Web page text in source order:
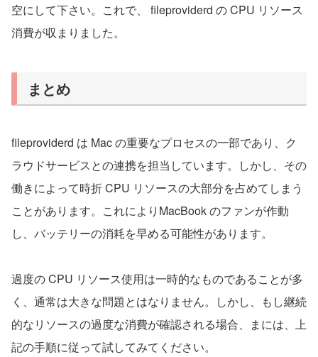
空にして下さい。これで、 fileproviderd の CPU リソース
消費が収まりました。
まとめ
fileproviderd は Mac の重要なプロセスの一部であり、ク
ラウドサービスとの連携を担当しています。しかし、その
働きによって時折 CPU リソースの大部分を占めてしまう
ことがあります。これによりMacBook のファンが作動
し、バッテリーの消耗を早める可能性があります。
過度の CPU リソース使用は一時的なものであることが多
く、通常は大きな問題とはなりません。しかし、もし継続
的なリソースの過度な消費が確認される場合、まには、上
記の手順に従って試してみてください。